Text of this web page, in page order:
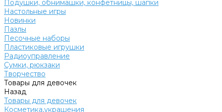
Подушки, обнимашки, конфетницы, шапки
Настольные игры
Новинки
Пазлы
Песочные наборы
Пластиковые игрушки
Радиоуправление
Сумки, рюкзаки
Творчество
Товары для девочек
Назад
Товары для девочек
Косметика,украшения